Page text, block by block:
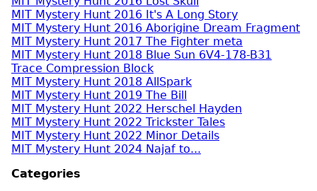
MIT Mystery Hunt 2016 It's A Long Story
MIT Mystery Hunt 2016 Aborigine Dream Fragment
MIT Mystery Hunt 2017 The Fighter meta
MIT Mystery Hunt 2018 Blue Sun 6V4-178-B31
Trace Compression Block
MIT Mystery Hunt 2018 AllSpark
MIT Mystery Hunt 2019 The Bill
MIT Mystery Hunt 2022 Herschel Hayden
MIT Mystery Hunt 2022 Trickster Tales
MIT Mystery Hunt 2022 Minor Details
MIT Mystery Hunt 2024 Najaf to...
Categories